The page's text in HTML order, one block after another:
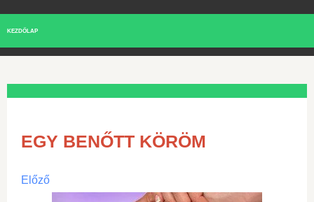
KEZDŐLAP
EGY BENŐTT KÖRÖM
Előző